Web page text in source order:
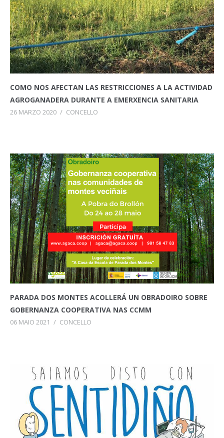
COMO NOS AFECTAN LAS RESTRICCIONES A LA ACTIVIDAD
AGROGANADERA DURANTE A EMERXENCIA SANITARIA
26 MARZO 2020 / CONCELLO
PARADA DOS MONTES ACOLLERÁ UN OBRADOIRO SOBRE
GOBERNANZA COOPERATIVA NAS CCMM
06 MAIO 2021 / CONCELLO